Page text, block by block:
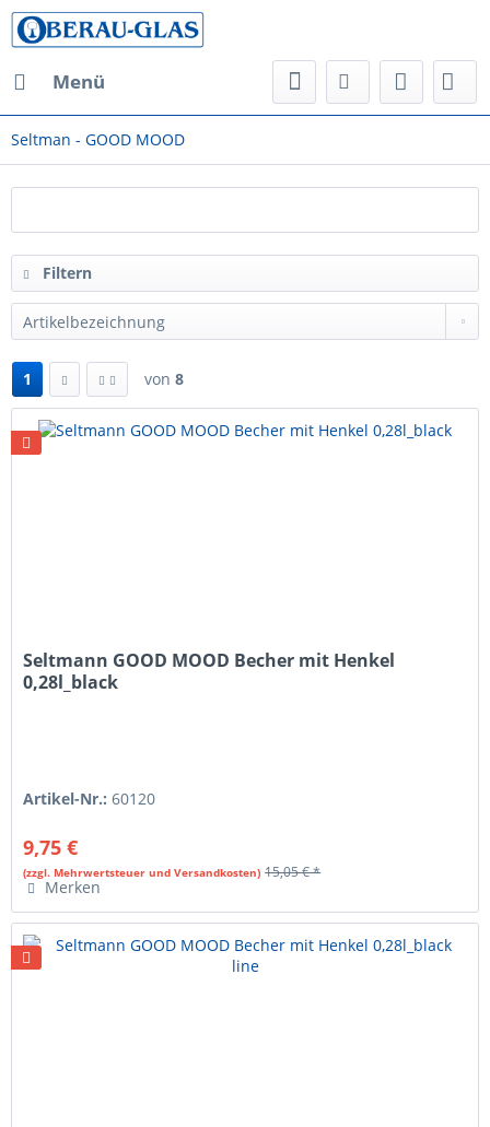
Menü
Seltman - GOOD MOOD
Filtern
1 von 8
Seltmann GOOD MOOD Becher mit Henkel
0,28l_black
Artikel-Nr.:60120
9,75 €
(zzgl. Mehrwertsteuer und Versandkosten) 15,05 € *
Merken